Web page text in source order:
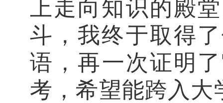
上走向知识的殿
斗，我终于取得
语，再一次证明
考，希望能跨入